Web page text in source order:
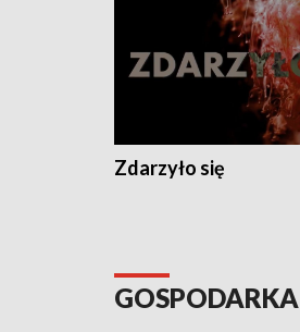
Zdarzyło się
GOSPODARKA